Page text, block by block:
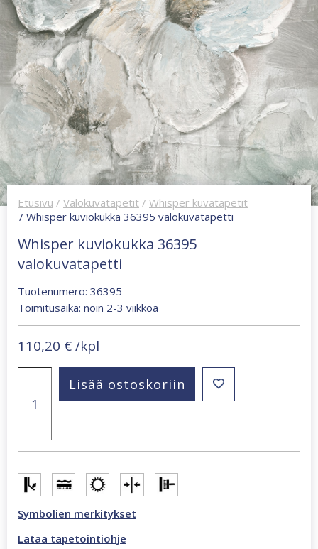
Etusivu / Valokuvatapetit / Whisper kuvatapetit
/ Whisper kuviokukka 36395 valokuvatapetti
Whisper kuviokukka 36395
valokuvatapetti
Tuotenumero: 36395
Toimitusaika: noin 2-3 viikkoa
110,20 € /kpl
36395
Lisää ostoskoriin
Symbolien merkitykset
Lataa tapetointiohje